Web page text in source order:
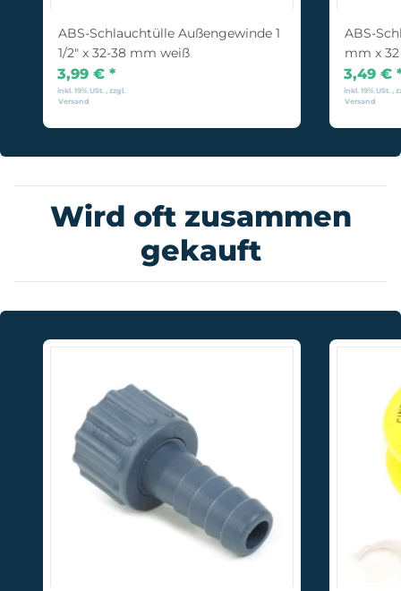
ABS-Schlauchtülle Außengewinde 1
1/2" x 32-38 mm weiß
3,99 € *
inkl. 19% USt. , zzgl.
Versand
ABS-
mm x
3,49 €
inkl. 19% USt. ,
Versand
Wird oft zusammen
gekauft